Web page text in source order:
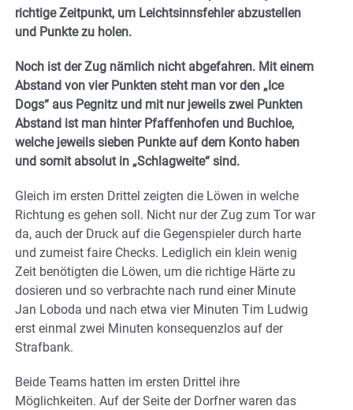
richtige Zeitpunkt, um Leichtsinnsfehler abzustellen
und Punkte zu holen.
Noch ist der Zug nämlich nicht abgefahren. Mit einem
Abstand von vier Punkten steht man vor den „Ice
Dogs“ aus Pegnitz und mit nur jeweils zwei Punkten
Abstand ist man hinter Pfaffenhofen und Buchloe,
welche jeweils sieben Punkte auf dem Konto haben
und somit absolut in „Schlagweite“ sind.
Gleich im ersten Drittel zeigten die Löwen in welche
Richtung es gehen soll. Nicht nur der Zug zum Tor war
da, auch der Druck auf die Gegenspieler durch harte
und zumeist faire Checks. Lediglich ein klein wenig
Zeit benötigten die Löwen, um die richtige Härte zu
dosieren und so verbrachte nach rund einer Minute
Jan Loboda und nach etwa vier Minuten Tim Ludwig
erst einmal zwei Minuten konsequenzlos auf der
Strafbank.
Beide Teams hatten im ersten Drittel ihre
Möglichkeiten. Auf der Seite der Dorfner waren das